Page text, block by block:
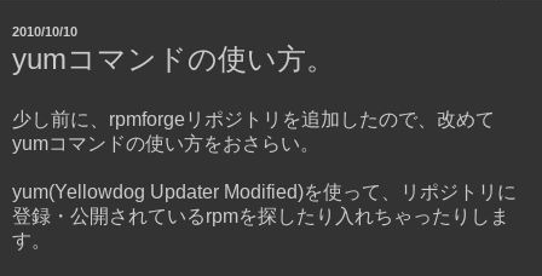
2010/10/10
yumコマンドの使い方。
少し前に、rpmforgeリポジトリを追加したので、改めて
yumコマンドの使い方をおさらい。
yum(Yellowdog Updater Modified)を使って、リポジトリに
登録・公開されているrpmを探したり入れちゃったりしま
す。